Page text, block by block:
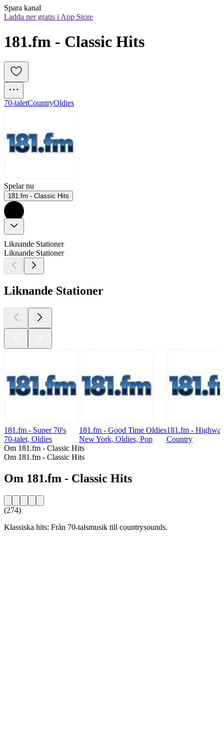
Spara kanal
Ladda ner gratis i App Store
181.fm - Classic Hits
70-taletCountryOldies
Spelar nu
181.fm - Classic Hits
Liknande Stationer
Liknande Stationer
Liknande Stationer
181.fm - Super 70's
70-talet, Oldies
181.fm - Good Time Oldies
New York, Oldies, Pop
181.fm -
Country
Om 181.fm - Classic Hits
Om 181.fm - Classic Hits
Om 181.fm - Classic Hits
(274)
Klassiska hits: Från 70-talsmusik till countrysounds.